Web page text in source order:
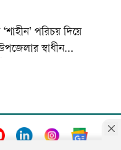
পরিচয় দিয়ে
স্বাধীন
তাঁদের বিশ্বাস
জায়গায় তা বিক্রি
হাজার টাক